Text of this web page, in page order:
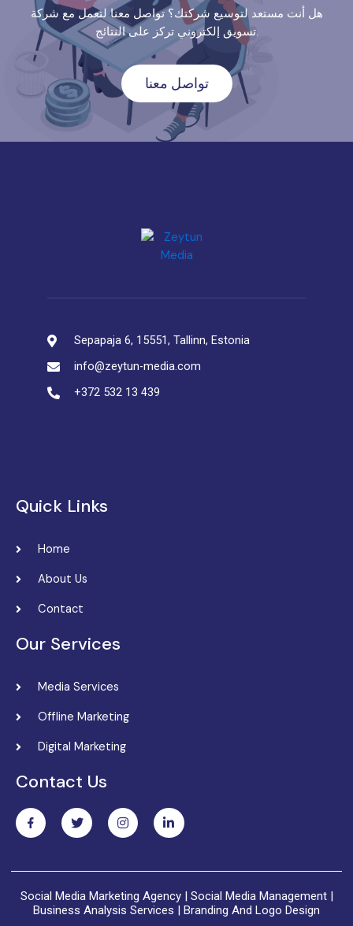
هل أنت مستعد لتوسيع شركتك؟ تواصل معنا لتعمل مع شركة
تسويق إلكتروني تركز على النتائج.
تواصل معنا
Sepapaja 6, 15551, Tallinn, Estonia
info@zeytun-media.com
+372 532 13 439
Quick Links
Home
About Us
Contact
Our Services
Media Services
Offline Marketing
Digital Marketing
Contact Us
Social Media Marketing Agency | Social Media Management |
Business Analysis Services | Branding And Logo Design